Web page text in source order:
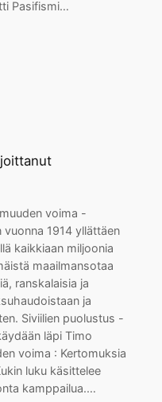
Pasifismi…
voima -
1914 yllättäen
kaikkiaan miljoonia
maailmansotaa
ranskalaisia ja
ja
Siviilien puolustus -
läpi Timo
voima : Kertomuksia
luku käsittelee
kamppailua.…